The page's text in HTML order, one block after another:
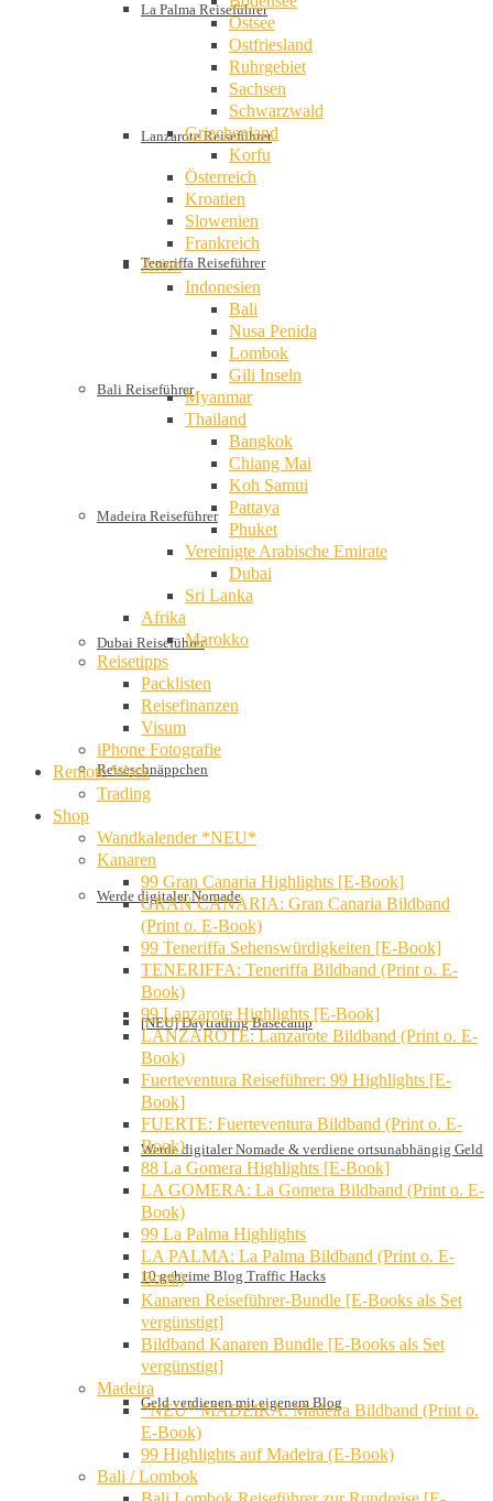
La Palma Reiseführer
Lanzarote Reiseführer
Teneriffa Reiseführer
Bali Reiseführer
Madeira Reiseführer
Dubai Reiseführer
Reiseschnäppchen
Werde digitaler Nomade
[NEU] Daytrading Basecamp
Werde digitaler Nomade & verdiene ortsunabhängig Geld
10 geheime Blog Traffic Hacks
Geld verdienen mit eigenem Blog
Ostsee
Ostfriesland
Ruhrgebiet
Sachsen
Schwarzwald
Griechenland
Korfu
Österreich
Kroatien
Slowenien
Frankreich
Asien
Indonesien
Bali
Nusa Penida
Lombok
Gili Inseln
Myanmar
Thailand
Bangkok
Chiang Mai
Koh Samui
Pattaya
Phuket
Vereinigte Arabische Emirate
Dubai
Sri Lanka
Afrika
Marokko
Reisetipps
Packlisten
Reisefinanzen
Visum
iPhone Fotografie
Remote Work
Trading
Shop
Wandkalender *NEU*
Kanaren
99 Gran Canaria Highlights [E-Book]
GRAN CANARIA: Gran Canaria Bildband
(Print o. E-Book)
99 Teneriffa Sehenswürdigkeiten [E-Book]
TENERIFFA: Teneriffa Bildband (Print o. E-
Book)
99 Lanzarote Highlights [E-Book]
LANZAROTE: Lanzarote Bildband (Print o. E-
Book)
Fuerteventura Reiseführer: 99 Highlights [E-
Book]
FUERTE: Fuerteventura Bildband (Print o. E-
Book)
88 La Gomera Highlights [E-Book]
LA GOMERA: La Gomera Bildband (Print o. E-
Book)
99 La Palma Highlights
LA PALMA: La Palma Bildband (Print o. E-
Book)
Kanaren Reiseführer-Bundle [E-Books als Set
vergünstigt]
Bildband Kanaren Bundle [E-Books als Set
vergünstigt]
Madeira
*NEU* MADEIRA: Madeira Bildband (Print o.
E-Book)
99 Highlights auf Madeira (E-Book)
Bali / Lombok